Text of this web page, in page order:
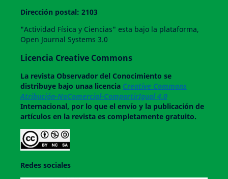
Dirección postal: 2103
"Actividad Física y Ciencias" esta bajo la plataforma,
Open Journal Systems 3.0
Licencia Creative Commons
La revistaObservador del Conocimiento se
distribuye bajo unaa licencia Creative Commons
Atribución-NoComercial-CompartirIgual 4.0
Internacional, por lo que el envío y la publicación de
artículos en la revista es completamente gratuito.
Redes sociales